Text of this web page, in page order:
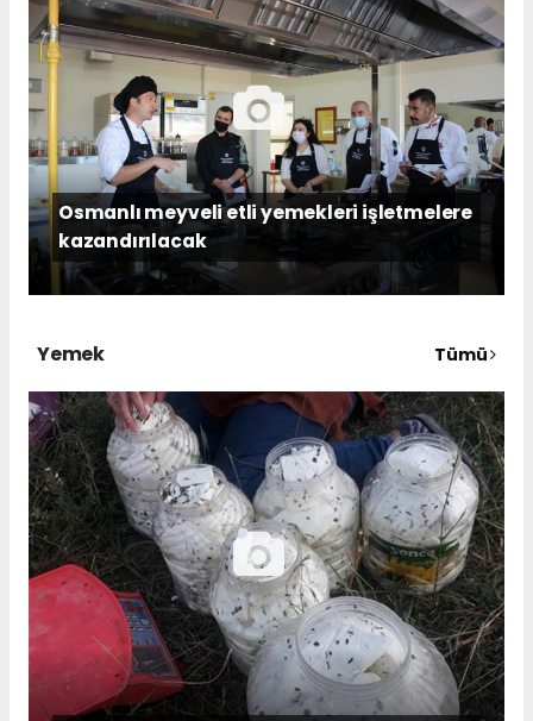
Osmanlı meyveli etli yemekleri işletmelere
kazandırılacak
Yemek Tümü